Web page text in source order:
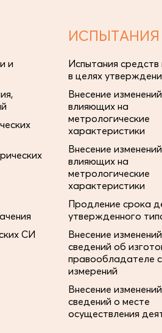
и
СИ
Испытания средств
в целях
Внесение
влияющих на
метрологические
характеристики
Внесение
влияющих на
метрологические
характеристики
Продление срока
утвержденного
Внесение
сведений об
правообладателе
измерений
Внесение
сведений о месте
осуществления